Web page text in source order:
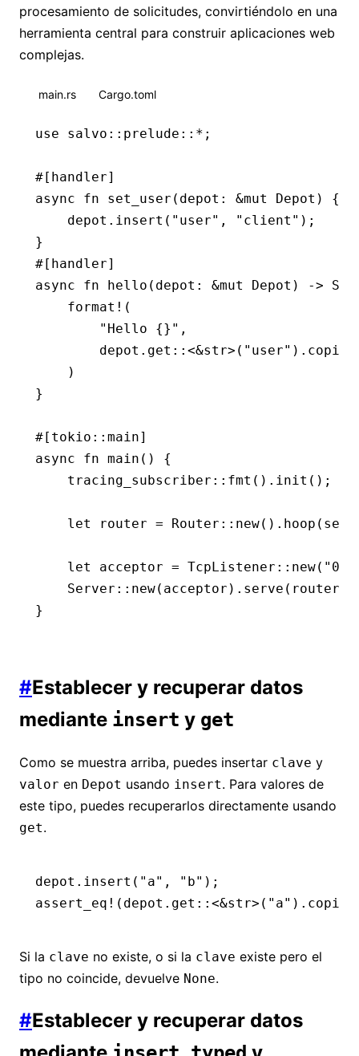
procesamiento de solicitudes, convirtiéndolo en una
herramienta central para construir aplicaciones web
complejas.
main.rs Cargo.toml
use salvo :: prelude ::* ;
#[handler]
async fn set_user (depot : &mut Depot ) {
    depot
. insert ( "user" , "client" );
}
#[handler]
async fn hello (depot : &mut Depot ) ->
    format!
(
        "Hello {}"
,
        depot
. get :: <&str>( "user" ) . copied
    )
}
#[tokio :: main]
async fn main () {
    tracing_subscriber
:: fmt () . init ();
    let
router = Router :: new() . hoop
    let
acceptor = TcpListener :: new(
    Server
:: new(acceptor) . serve (router)
}
#Establecer y recuperar datos
mediante insert y get
Como se muestra arriba, puedes insertar clave y
valor en Depot usando insert. Para valores de
este tipo, puedes recuperarlos directamente usando
get.
depot . insert ( "a" , "b" );
assert_eq! (depot . get :: <&str>( "a" ) . copied
Si la clave no existe, o si la clave existe pero el
tipo no coincide, devuelve None.
#Establecer y recuperar datos